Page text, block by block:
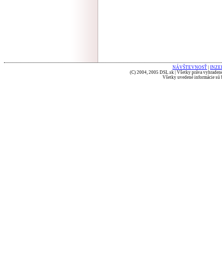
NÁVŠTEVNOSŤ
(C) 2004, 2005 DSL.sk | Všetky práva
Všetky uvedené informácie sú